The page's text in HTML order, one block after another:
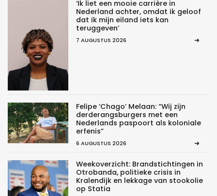
‘Ik liet een mooie carrière in
Nederland achter, omdat ik geloof
dat ik mijn eiland iets kan
teruggeven’
7 AUGUSTUS 2026
Felipe ‘Chago’ Melaan: “Wij zijn
derderangsburgers met een
Nederlands paspoort als koloniale
erfenis”
6 AUGUSTUS 2026
Weekoverzicht: Brandstichtingen in
Otrobanda, politieke crisis in
Kralendijk en lekkage van stookolie
op Statia